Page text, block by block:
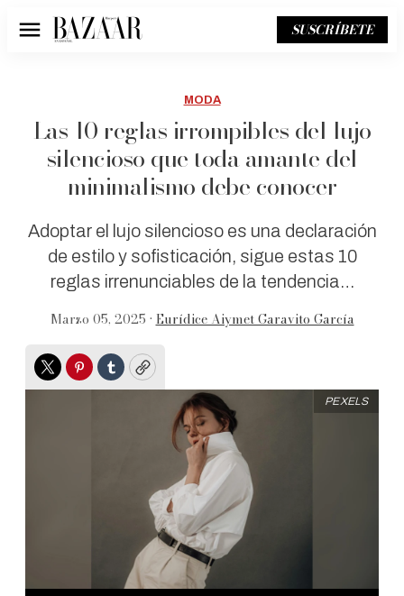
Menú SUSCRÍBETE
MODA
Las 10 reglas irrompibles del lujo
silencioso que toda amante del
minimalismo debe conocer
Adoptar el lujo silencioso es una declaración
de estilo y sofisticación, sigue estas 10
reglas irrenunciables de la tendencia…
Marzo 05, 2025 • Eurídice Aiymet Garavito García
TwitterPinterest
TumblrCopy
PEXELS